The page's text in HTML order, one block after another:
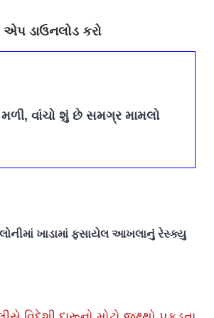
એપ ડાઉનલોડ કરો
વાંચો શું છે સમગ્ર મામલો
ખાડામાં ફસાયેલ આખલાનું રેસ્ક્યુ